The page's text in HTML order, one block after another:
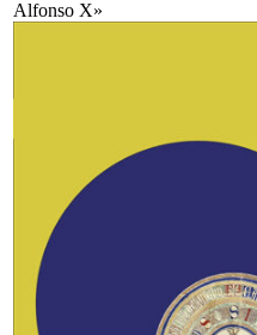
Alfonso X»